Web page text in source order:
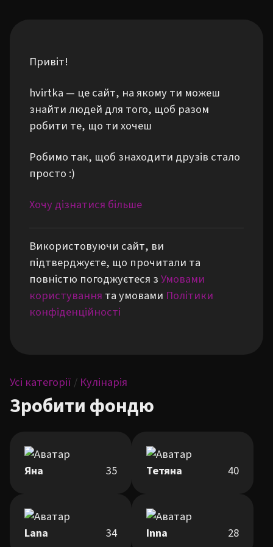
Привіт!
hvirtka — це сайт, на якому ти можеш
знайти людей для того, щоб разом
робити те, що ти хочеш
Робимо так, щоб знаходити друзів стало
просто :)
Хочу дізнатися більше
Використовуючи сайт, ви
підтверджуєте, що прочитали та
повністю погоджуєтеся зУмовами
користування та умовами Політики
конфіденційності
Усі категорії / Кулінарія
Зробити фондю
Яна 35 Тетяна 40
Lana 34 Inna 28